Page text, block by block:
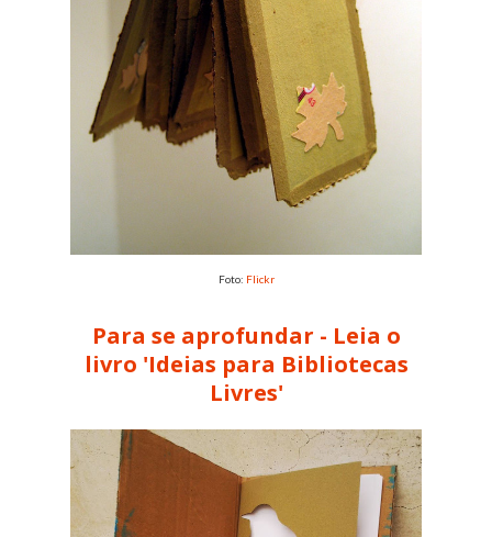
Foto: Flickr
Para se aprofundar - Leia o
livro 'Ideias para Bibliotecas
Livres'